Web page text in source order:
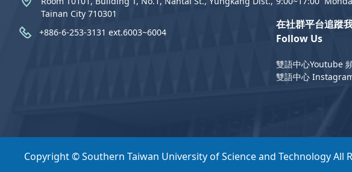
Tainan City 710301
+886-6-253-3131 ext.6003~6004
在社群平台追蹤
Follow Us
雙語中心Youtube
雙語中心
Copyright © Southern Taiwan University of Science and Technology All